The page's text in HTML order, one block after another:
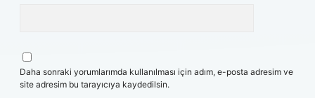
Daha sonraki yorumlarımda kullanılması için adım, e-posta adresim ve
site adresim bu tarayıcıya kaydedilsin.